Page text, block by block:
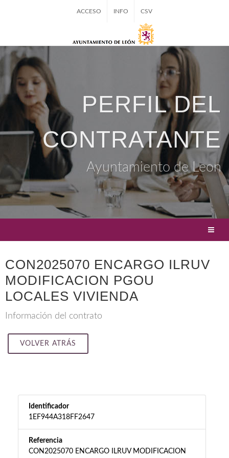
ACCESO INFO CSV
PERFIL DEL
CONTRATANTE
Ayuntamiento de Leon
CON2025070 ENCARGO ILRUV
MODIFICACION PGOU
LOCALES VIVIENDA
Información del contrato
VOLVER ATRÁS
Identificador
1EF944A318FF2647
Referencia
CON2025070 ENCARGO ILRUV MODIFICACION